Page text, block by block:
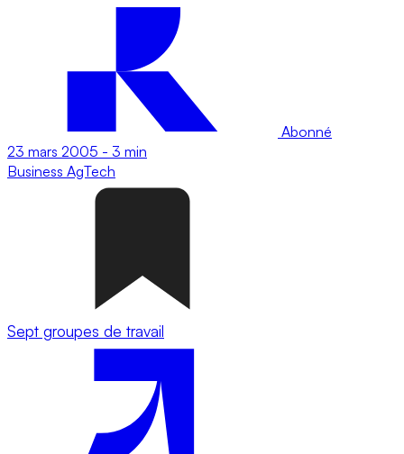
Abonné
23 mars 2005 - 3 min
Business AgTech
Sept groupes de travail